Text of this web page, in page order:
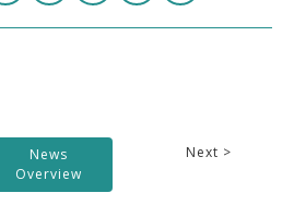
News
Overview
Next >